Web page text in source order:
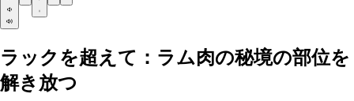
ラックを超えて：ラム肉の秘境の部位を
解き放つ